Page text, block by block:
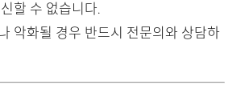
할 수 없습니다.
악화될 경우 반드시 전문의와 상담하